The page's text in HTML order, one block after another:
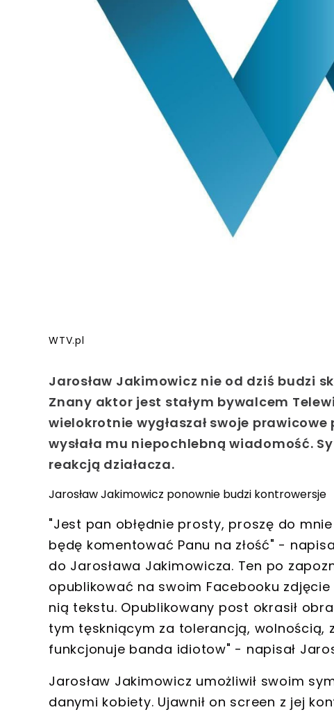
WTV.pl
Jarosław Jakimowicz nie od dziś budzi
Znany aktor jest stałym bywalcem
wielokrotnie wygłaszał swoje
wysłała mu niepochlebną wiadomość.
reakcją działacza.
Jarosław Jakimowicz ponownie budzi kontrowersje
"Jest pan obłędnie prosty, proszę do
będę komentować Panu na złość" -
do Jarosława Jakimowicza. Ten po
opublikować na swoim Facebooku
nią tekstu. Opublikowany post okrasił
tym tęskniącym za tolerancją, wolnością,
funkcjonuje banda idiotow" - napisał
Jarosław Jakimowicz umożliwił swoim
danymi kobiety. Ujawnił on screen z jej